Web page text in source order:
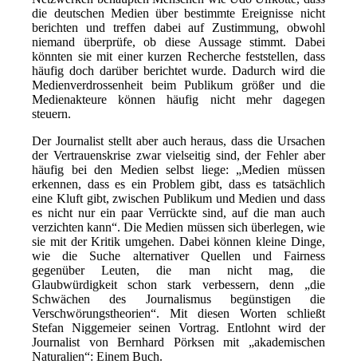
die deutschen Medien über bestimmte Ereignisse nicht
berichten und treffen dabei auf Zustimmung, obwohl
niemand überprüfe, ob diese Aussage stimmt. Dabei
könnten sie mit einer kurzen Recherche feststellen, dass
häufig doch darüber berichtet wurde. Dadurch wird die
Medienverdrossenheit beim Publikum größer und die
Medienakteure können häufig nicht mehr dagegen
steuern.
Der Journalist stellt aber auch heraus, dass die Ursachen
der Vertrauenskrise zwar vielseitig sind, der Fehler aber
häufig bei den Medien selbst liege: „Medien müssen
erkennen, dass es ein Problem gibt, dass es tatsächlich
eine Kluft gibt, zwischen Publikum und Medien und dass
es nicht nur ein paar Verrückte sind, auf die man auch
verzichten kann“. Die Medien müssen sich überlegen, wie
sie mit der Kritik umgehen. Dabei können kleine Dinge,
wie die Suche alternativer Quellen und Fairness
gegenüber Leuten, die man nicht mag, die
Glaubwürdigkeit schon stark verbessern, denn „die
Schwächen des Journalismus begünstigen die
Verschwörungstheorien“. Mit diesen Worten schließt
Stefan Niggemeier seinen Vortrag. Entlohnt wird der
Journalist von Bernhard Pörksen mit „akademischen
Naturalien“: Einem Buch.